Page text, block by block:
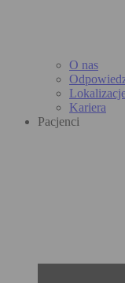
O nas
Kariera
Pacjenci